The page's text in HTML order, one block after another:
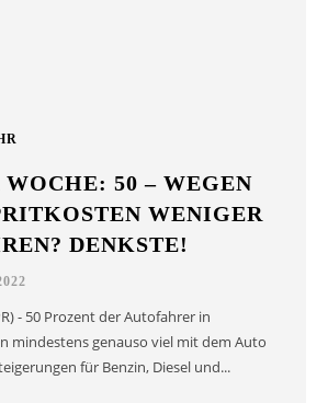
50 – WEGEN
WENIGER
DENKSTE!
in
mindestens genauso viel mit dem Auto
für Benzin, Diesel und...